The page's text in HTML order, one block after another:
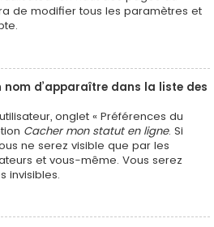
de modifier tous les paramètres et
nom d’apparaître dans la liste des
onglet « Préférences du
Cacher mon statut en ligne. Si
ne serez visible que par les
et vous-même. Vous serez
invisibles.